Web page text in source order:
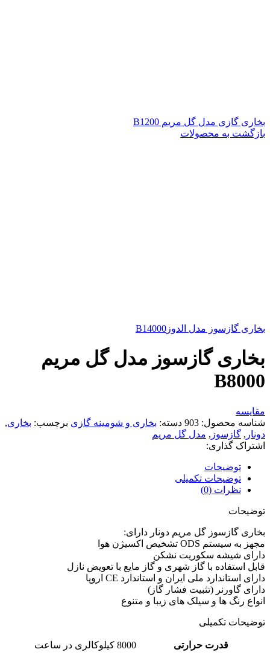
بخاری گازی مدل گل مریم B1200
بازگشت به محصولات
بخاری گازسوز مدل الدوزB14000
بخاری گازسوز مدل گل مریم
B8000
مقايسه
شناسه محصول: 903 دسته: بخاری و شومینه گازی برچسب: بخاری,
دونار , گازسوز , مدل گل مریم
اشتراک گذاری:
توضیحات
توضیحات تکمیلی
نظرات (0)
توضیحات
بخاری گازسوز گل مریم دونار دارای:
مجهز به سیستم ODS تشخیص اکسیژن هوا
دارای شیشه سکوریت نشکن
قابل استفاده با گاز شهری و گاز مایع با تعویض نازل
دارای استاندارد ملی ایران و استاندارد CE اروپا
دارای گاورنر (تثبیت فشار گاز)
انواع رنگ ها و سیلک های زیبا و متنوع
توضیحات تکمیلی
قدرت حرارتی 8000 کیلوکالری در ساعت